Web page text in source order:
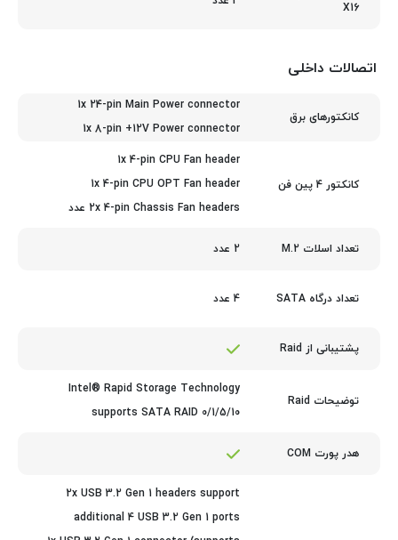
X16
اتصالات داخلی
کانکتورهای برق
1x 24-pin Main Power connector
1x 8-pin +12V Power connector
کانکتور 4 پین فن
1x 4-pin CPU Fan header
1x 4-pin CPU OPT Fan header
2x 4-pin Chassis Fan headers عدد
تعداد اسلات M.2 2 عدد
تعداد درگاه SATA 4 عدد
پشتیبانی از Raid
توضیحات Raid
Intel® Rapid Storage Technology
supports SATA RAID 0/1/5/10
هدر پورت COM
2x USB 3.2 Gen 1 headers support
additional 4 USB 3.2 Gen 1 ports